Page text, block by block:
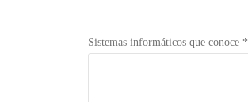
Sistemas informáticos que conoce *